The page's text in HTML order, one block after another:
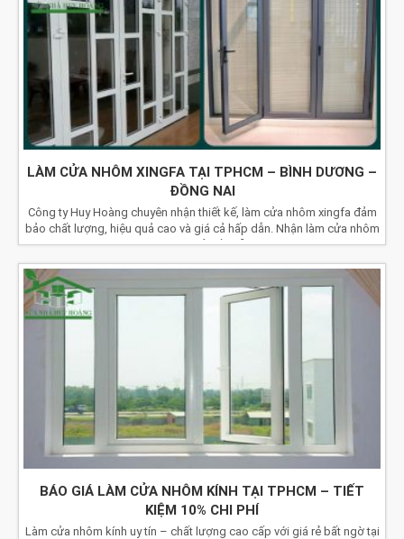
LÀM CỬA NHÔM XINGFA TẠI TPHCM – BÌNH DƯƠNG –
ĐỒNG NAI
Công ty Huy Hoàng chuyên nhận thiết kế, làm cửa nhôm xingfa đảm
bảo chất lượng, hiệu quả cao và giá cả hấp dẫn. Nhận làm cửa nhôm
kính giá rẻ hấp dẫn
BÁO GIÁ LÀM CỬA NHÔM KÍNH TẠI TPHCM – TIẾT
KIỆM 10% CHI PHÍ
Làm cửa nhôm kính uy tín – chất lượng cao cấp với giá rẻ bất ngờ tại